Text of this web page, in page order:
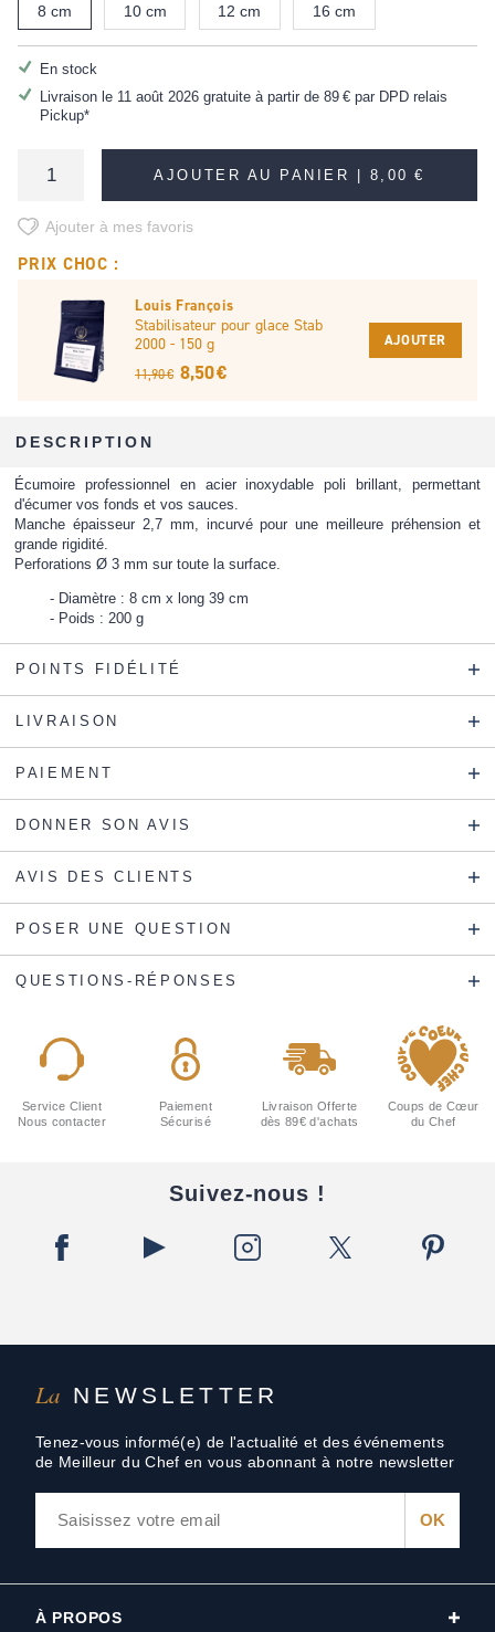
8 cm 10 cm 12 cm 16 cm
En stock
Livraison le 11 août 2026 gratuite à partir de 89 €par DPD relais
Pickup*
AJOUTER AU PANIER | 8,00 €
Ajouter à mes favoris
PRIX CHOC :
Louis François
Stabilisateur pour glace Stab
2000 - 150 g
11,90 € 8,50 €
AJOUTER
DESCRIPTION
Écumoire professionnel en acier inoxydable poli brillant, permettant
d'écumer vos fonds et vos sauces.
Manche épaisseur 2,7 mm, incurvé pour une meilleure préhension et
grande rigidité.
Perforations Ø 3 mm sur toute la surface.
Diamètre : 8 cm x long 39 cm
Poids : 200 g
POINTS FIDÉLITÉ
LIVRAISON
PAIEMENT
DONNER SON AVIS
AVIS DES CLIENTS
POSER UNE QUESTION
QUESTIONS-RÉPONSES
La NEWSLETTER
Tenez-vous informé(e) de l'actualité et des événements
de Meilleur du Chef en vous abonnant à notre newsletter
Service Client
Nous contacter
Paiement
Sécurisé
Livraison Offerte
dès 89€ d'achats
Coups de Cœur
du Chef
Suivez-nous !
À PROPOS